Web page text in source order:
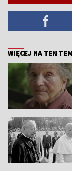
WIĘCEJ NA TEN